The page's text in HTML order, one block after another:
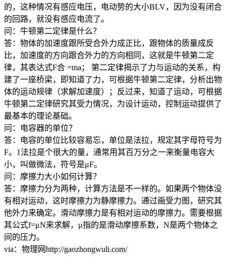
的，这种情况有感应电压，电动势的大小BLV，因为没有闭合
的回路，就没有感应电流了。
问：牛顿第二定律是什么？
答：物体的加速度跟所受合外力成正比，跟物体的质量成反
比，加速度的方向跟合外力的方向相同，这就是牛顿第二定
律，其表达式F合 =ma； 第二定律揭示了力与运动的关系，构
建了一座桥梁，即知道了力，可根据牛顿第二定律，分析出物
体的运动规律（求解加速度）；反过来，知道了运动，可根据
牛顿第二定律研究其受力情况，为设计运动，控制运动提供了
最基本的理论基础。
问：电容器的单位？
答：电容的单位比较容易忘，单位是法拉，规定其字母符号为
F。1法拉是个很大的量，通常用其百万分之一来衡量电容大
小，叫做微法，符号是μF。
问：摩擦力大小如何计算？
答：摩擦力分为两种，计算方法是不一样的。如果两个物体没
有相对运动，这时摩擦力为静摩擦力。通过画受力图，研究其
他外力来确定。滑动摩擦力是有相对运动的摩擦力。需要根据
其公式f=μN来求解，μ指的是滑动摩擦系数，N是两个物体之
间的压力。
via：物理网http://gaozhongwuli.com/